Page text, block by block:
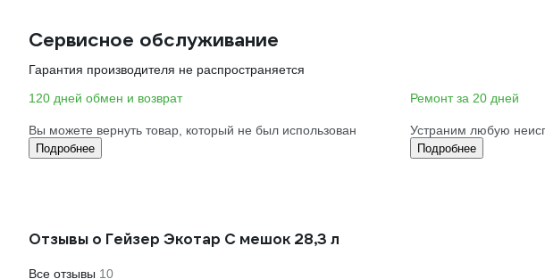
Сервисное обслуживание
Гарантия производителя не распространяется
120 дней обмен и возврат
Вы можете вернуть товар, который не был использован
Подробнее
Ремонт за 20 дней
Устраним любую
Подробнее
Отзывы о Гейзер Экотар С мешок 28,3 л
Все отзывы 10